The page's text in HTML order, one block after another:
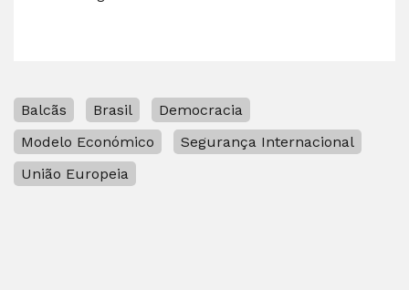
Balcãs Brasil
Democracia
Modelo Económico
Segurança Internacional
União Europeia